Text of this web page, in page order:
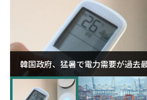
韓国政府、猛暑で電力需要が過去
に需給対応体制を点検